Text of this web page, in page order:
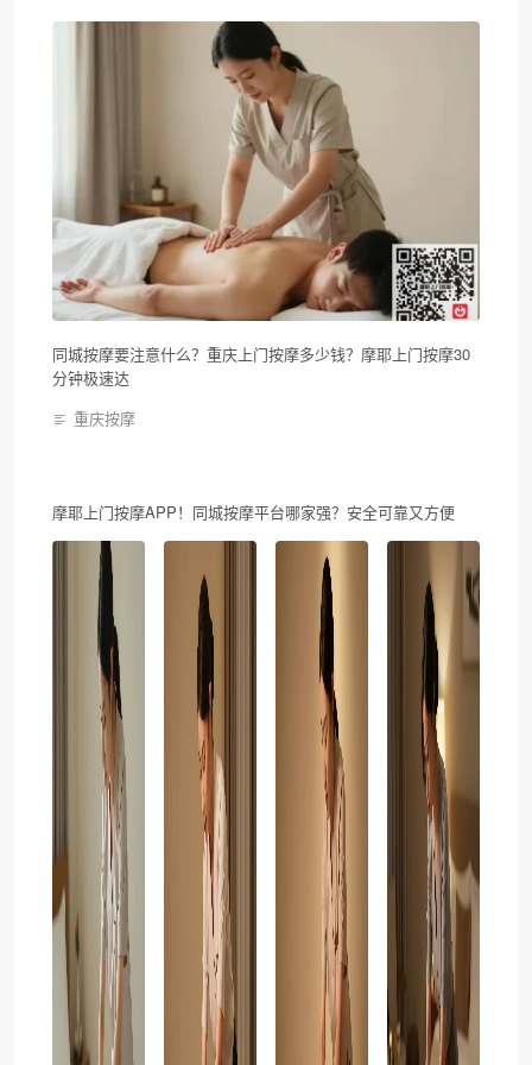
同城按摩要注意什么？重庆上门按摩多少钱？摩耶上门按摩30
分钟极速达
重庆按摩
摩耶上门按摩APP！同城按摩平台哪家强？安全可靠又方便